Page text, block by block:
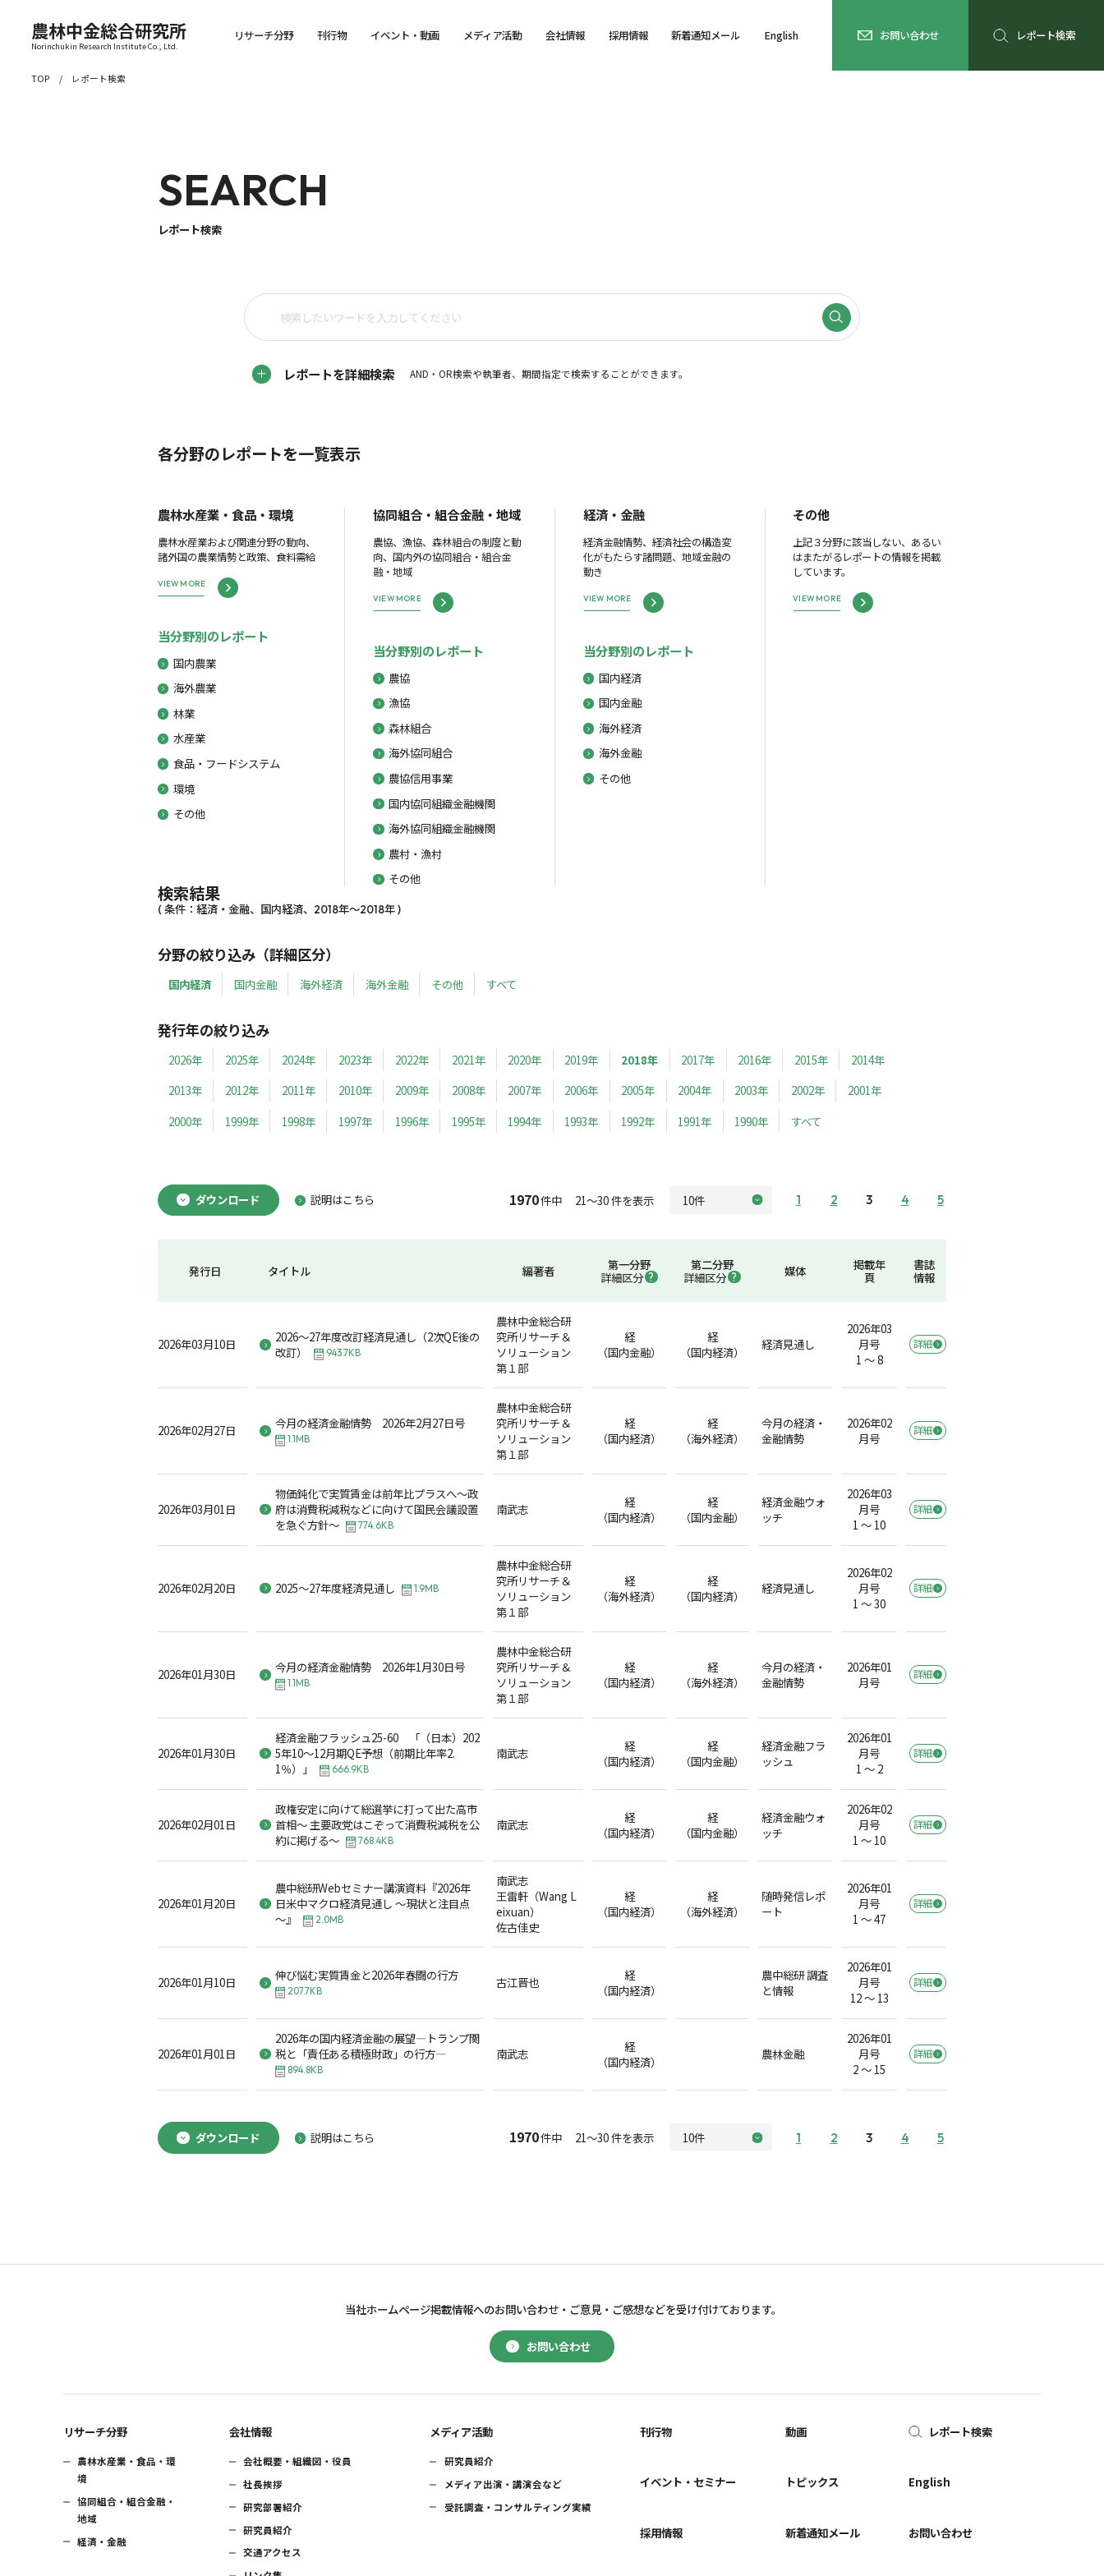
農林中金総合研究所
Norinchukin Research Institute Co., Ltd.
リサーチ分野 刊行物 イベント・動画 メディア活動 会社情報 採用情報 新着通知メール English お問い合わせ レポート検索
TOP レポート検索
SEARCH
レポート検索
レポートを詳細検索 AND・OR検索や執筆者、期間指定で検索することができます。
各分野のレポートを一覧表示
農林水産業・食品・環境
農林水産業および関連分野の動向、
諸外国の農業情勢と政策、食料需給
VIEW MORE
当分野別のレポート
国内農業
海外農業
林業
水産業
食品・フードシステム
環境
その他
協同組合・組合金融・地域
農協、漁協、森林組合の制度と動
向、国内外の協同組合・組合金
融・地域
VIEW MORE
当分野別のレポート
農協
漁協
森林組合
海外協同組合
農協信用事業
国内協同組織金融機関
海外協同組織金融機関
農村・漁村
その他
経済・金融
経済金融情勢、経済社会の構造変
化がもたらす諸問題、地域金融の
動き
VIEW MORE
当分野別のレポート
国内経済
国内金融
海外経済
海外金融
その他
その他
上記３分野に該当しない、あるい
はまたがるレポートの情報を掲載
しています。
VIEW MORE
検索結果
( 条件：経済・金融、国内経済、2018年～2018年 )
分野の絞り込み（詳細区分）
国内経済 国内金融 海外経済 海外金融 その他 すべて
発行年の絞り込み
2026年 2025年 2024年 2023年 2022年 2021年 2020年 2019年 2018年 2017年 2016年 2015年
2014年
2013年
2012年 2011年 2010年 2009年 2008年 2007年 2006年 2005年 2004年 2003年 2002年
2001年
2000年
1999年 1998年 1997年 1996年 1995年 1994年 1993年 1992年 1991年 1990年 すべて
ダウンロード 説明はこちら 1970件中 21～30 件を表示 1 2 3 4 5
発行日 タイトル 編著者
第一分野
詳細区分
第二分野
詳細区分
媒体
掲載年
頁
書誌
情報
2026年03月10日
2026～27年度改訂経済見通し（2次QE後の
改訂）
943.7KB
農林中金総合研
究所リサーチ＆
ソリューション
第１部
経
（国内金融）
経
（国内経済）
経済見通し
2026年03
月号
1 ～ 8
詳細
2026年02月27日 今月の経済金融情勢 2026年2月27日号
1.1MB
農林中金総合研
究所リサーチ＆
ソリューション
第１部
経
（国内経済）
経
（海外経済）
今月の経済・
金融情勢
2026年02
月号
詳細
2026年03月01日
物価鈍化で実質賃金は前年比プラスへ～政
府は消費税減税などに向けて国民会議設置
を急ぐ方針～
774.6KB
南武志
経
（国内経済）
経
（国内金融）
経済金融ウォ
ッチ
2026年03
月号
1 ～ 10
詳細
2026年02月20日 2025～27年度経済見通し 1.9MB
農林中金総合研
究所リサーチ＆
ソリューション
第１部
経
（海外経済）
経
（国内経済）
経済見通し
2026年02
月号
1 ～ 30
詳細
2026年01月30日 今月の経済金融情勢 2026年1月30日号
1.1MB
農林中金総合研
究所リサーチ＆
ソリューション
第１部
経
（国内経済）
経
（海外経済）
今月の経済・
金融情勢
2026年01
月号
詳細
2026年01月30日
経済金融フラッシュ25-60 「（日本）202
5年10～12月期QE予想（前期比年率2.
1％）」
666.9KB
南武志
経
（国内経済）
経
（国内金融）
経済金融フラ
ッシュ
2026年01
月号
1 ～ 2
詳細
2026年02月01日
政権安定に向けて総選挙に打って出た高市
首相～ 主要政党はこぞって消費税減税を公
約に掲げる～
768.4KB
南武志
経
（国内経済）
経
（国内金融）
経済金融ウォ
ッチ
2026年02
月号
1 ～ 10
詳細
2026年01月20日
農中総研Webセミナー講演資料『2026年
日米中マクロ経済見通し ～現状と注目点
～』
2.0MB
南武志
王雷軒（Wang L
eixuan）
佐古佳史
経
（国内経済）
経
（海外経済）
随時発信レポ
ート
2026年01
月号
1 ～ 47
詳細
2026年01月10日 伸び悩む実質賃金と2026年春闘の行方
207.7KB
古江晋也
経
（国内経済）
農中総研 調査
と情報
2026年01
月号
12 ～ 13
詳細
2026年01月01日
2026年の国内経済金融の展望―トランプ関
税と「責任ある積極財政」の行方―
894.8KB
南武志
経
（国内経済）
農林金融
2026年01
月号
2 ～ 15
詳細
ダウンロード 説明はこちら 1970件中 21～30 件を表示 1 2 3 4 5
お問い合わせ
当社ホームページ掲載情報へのお問い合わせ・ ご意見・ご感想などを受け付けております。
リサーチ分野
農林水産業・食品・環
境
協同組合・組合金融・
地域
経済・金融
会社情報
会社概要・組織図・役員
社長挨拶
研究部署紹介
研究員紹介
交通アクセス
メディア活動
研究員紹介
メディア出演・講演会など
受託調査・コンサルティング実績
刊行物
イベント・セミナー
採用情報
動画
トピックス
新着通知メール
レポート検索
English
お問い合わせ